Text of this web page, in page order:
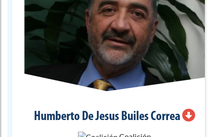
Humberto De JesusBuiles Correa